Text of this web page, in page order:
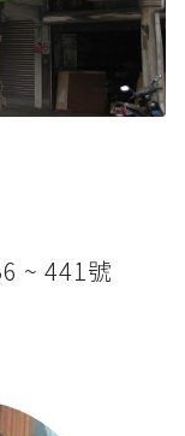
~ 441號